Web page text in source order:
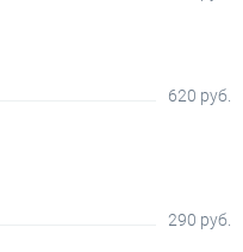
620 руб.
290 руб.